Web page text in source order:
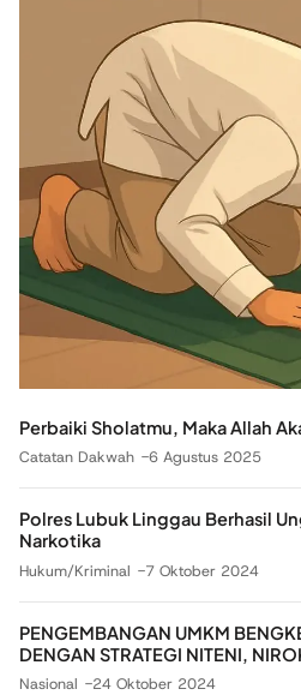
Perbaiki Sholatmu, Maka Allah
Catatan Dakwah 6 Agustus 2025
Polres Lubuk Linggau Berhasil
Narkotika
Hukum/Kriminal 7 Oktober 2024
PENGEMBANGAN UMKM
DENGAN STRATEGI NITENI,
Nasional 24 Oktober 2024